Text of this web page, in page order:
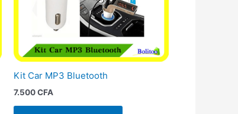
Kit Car MP3 Bluetooth
7.500CFA